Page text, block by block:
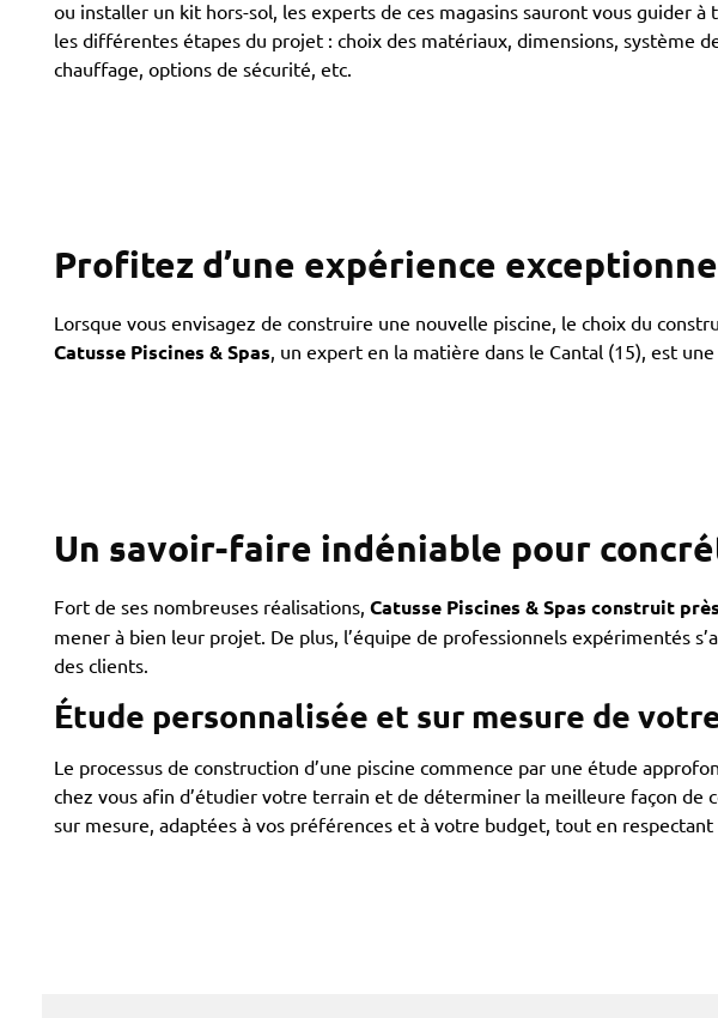
ou installer un kit hors-sol, les experts de ces magasins sauront vous guider à
les différentes étapes du projet : choix des matériaux, dimensions, système
chauffage, options de sécurité, etc.
Profitez d’une expérience
Lorsque vous envisagez de construire une nouvelle piscine, le choix du
Catusse Piscines & Spas, un expert en la matière dans le Cantal (15), est
Un savoir-faire indéniable pour
Fort de ses nombreuses réalisations, Catusse Piscines & Spas construit
mener à bien leur projet. De plus, l’équipe de professionnels expérimentés
des clients.
Étude personnalisée et sur mesure de
Le processus de construction d’une piscine commence par une étude
chez vous afin d’étudier votre terrain et de déterminer la meilleure façon
sur mesure, adaptées à vos préférences et à votre budget, tout en